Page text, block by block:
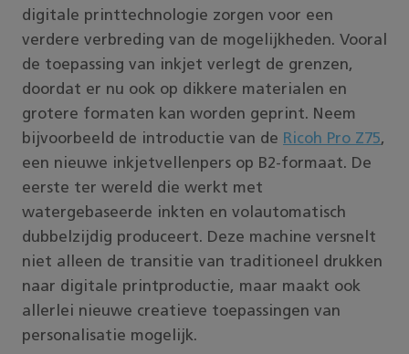
digitale printtechnologie zorgen voor een
verdere verbreding van de mogelijkheden. Vooral
de toepassing van inkjet verlegt de grenzen,
doordat er nu ook op dikkere materialen en
grotere formaten kan worden geprint. Neem
bijvoorbeeld de introductie van de Ricoh Pro Z75,
een nieuwe inkjetvellenpers op B2-formaat. De
eerste ter wereld die werkt met
watergebaseerde inkten en volautomatisch
dubbelzijdig produceert. Deze machine versnelt
niet alleen de transitie van traditioneel drukken
naar digitale printproductie, maar maakt ook
allerlei nieuwe creatieve toepassingen van
personalisatie mogelijk.